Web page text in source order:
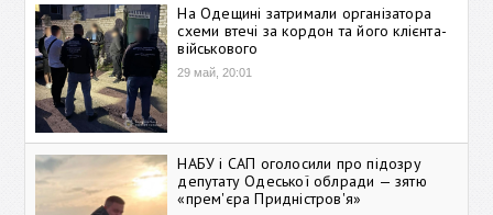
На Одещині затримали організатора
схеми втечі за кордон та його клієнта-
військового
29 май, 20:01
НАБУ і САП оголосили про підозру
депутату Одеської облради — зятю
«прем'єра Придністров'я»